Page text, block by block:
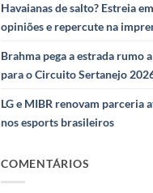
Havaianas de salto? Estreia
opiniões e repercute na
Brahma pega a estrada rumo
para o Circuito Sertanejo
LG e MIBR renovam parceria
nos esports brasileiros
COMENTÁRIOS